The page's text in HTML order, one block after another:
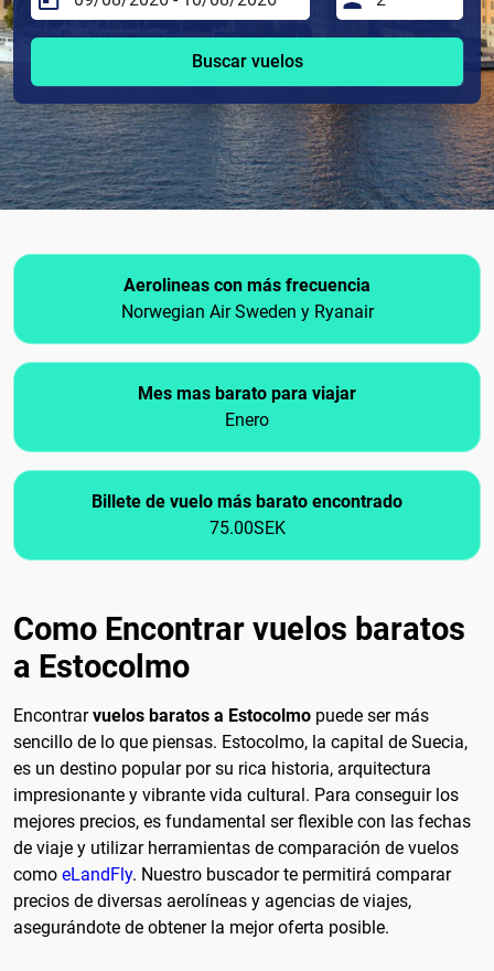
Buscar vuelos
Aerolineas con más frecuencia
Norwegian Air Sweden y Ryanair
Mes mas barato para viajar
Enero
Billete de vuelo más barato encontrado
75.00SEK
Como Encontrar vuelos baratos
a Estocolmo
Encontrarvuelos baratos a Estocolmo puede ser más
sencillo de lo que piensas. Estocolmo, la capital de Suecia,
es un destino popular por su rica historia, arquitectura
impresionante y vibrante vida cultural. Para conseguir los
mejores precios, es fundamental ser flexible con las fechas
de viaje y utilizar herramientas de comparación de vuelos
como eLandFly. Nuestro buscador te permitirá comparar
precios de diversas aerolíneas y agencias de viajes,
asegurándote de obtener la mejor oferta posible.